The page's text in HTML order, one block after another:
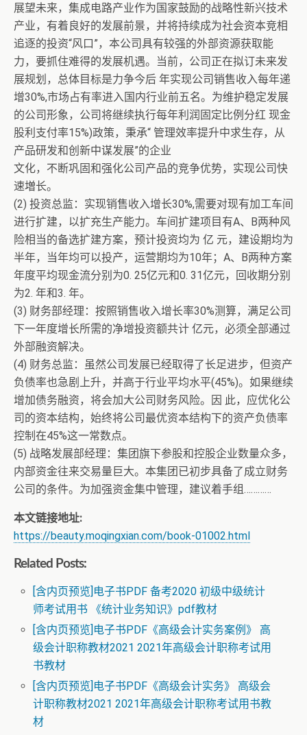
展望未来，集成电路产业作为国家鼓励的战略性新兴技术
产业，有着良好的发展前景，并将持续成为社会资本竞相
追逐的投资“风口”，本公司具有较强的外部资源获取能
力，要抓住难得的发展机遇。当前，公司正在拟订未来发
展规划，总体目标是力争今后 年实现公司销售收入每年递
增30%,市场占有率进入国内行业前五名。为维护稳定发展
的公司形象，公司将继续执行每年利润固定比例分红 现金
股利支付率15%)政策，秉承“ 管理效率提升中求生存，从
产品研发和创新中谋发展”的企业
文化，不断巩固和强化公司产品的竞争优势，实现公司快
速増长。
(2) 投资总监：实现销售收入增长30%,需要对现有加工车间
进行扩建，以扩充生产能力。车间扩建项目有A、B两种风
险相当的备选扩建方案，预计投资均为 亿 元，建设期均为
半年，当年均可以投产，运营期均为10年；A、B两种方案
年度平均现金流分别为0. 25亿元和0. 31亿元，回收期分别
为2. 年和3. 年。
(3) 财务部经理：按照销售收入增长率30%测算，满足公司
下一年度增长所需的净增投资额共计 亿元，必须全部通过
外部融资解决。
(4) 财务总监：虽然公司发展已经取得了长足进步，但资产
负债率也急剧上升，并高于行业平均水平(45%)。如果继续
增加债务融资，将会加大公司财务风险。因 此，应优化公
司的资本结构，始终将公司最优资本结构下的资产负债率
控制在45%这一常数点。
(5) 战略发展部经理：集团旗下参股和控股企业数量众多，
内部资金往来交易量巨大。本集团已初步具备了成立财务
公司的条件。为加强资金集中管理，建议着手组…………
本文链接地址:
https://beauty.moqingxian.com/book-01002.html
Related Posts:
[含内页预览]电子书PDF 备考2020 初级中级统计
师考试用书 《统计业务知识》pdf教材
[含内页预览]电子书PDF《高级会计实务案例》 高
级会计职称教材2021 2021年高级会计职称考试用
书教材
[含内页预览]电子书PDF《高级会计实务》 高级会
计职称教材2021 2021年高级会计职称考试用书教
材